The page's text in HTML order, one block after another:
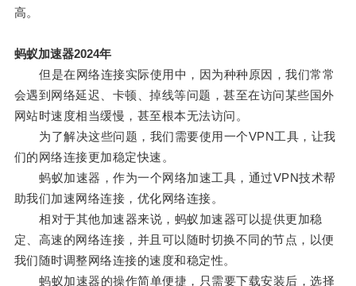
高。
蚂蚁加速器2024年
但是在网络连接实际使用中，因为种种原因，我们常常
会遇到网络延迟、卡顿、掉线等问题，甚至在访问某些国外
网站时速度相当缓慢，甚至根本无法访问。
为了解决这些问题，我们需要使用一个VPN工具，让我
们的网络连接更加稳定快速。
蚂蚁加速器，作为一个网络加速工具，通过VPN技术帮
助我们加速网络连接，优化网络连接。
相对于其他加速器来说，蚂蚁加速器可以提供更加稳
定、高速的网络连接，并且可以随时切换不同的节点，以便
我们随时调整网络连接的速度和稳定性。
蚂蚁加速器的操作简单便捷，只需要下载安装后，选择